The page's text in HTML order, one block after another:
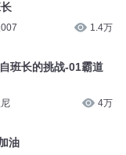
1.4万
班长的挑战-01霸道
4万
油